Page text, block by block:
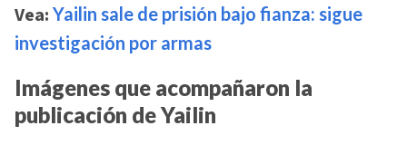
Vea: Yailin sale de prisión bajo fianza: sigue
investigación por armas
Imágenes que acompañaron la
publicación de Yailin